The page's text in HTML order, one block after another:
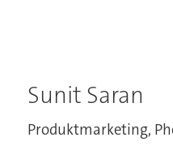
Sunit Saran
Produktmarketing,